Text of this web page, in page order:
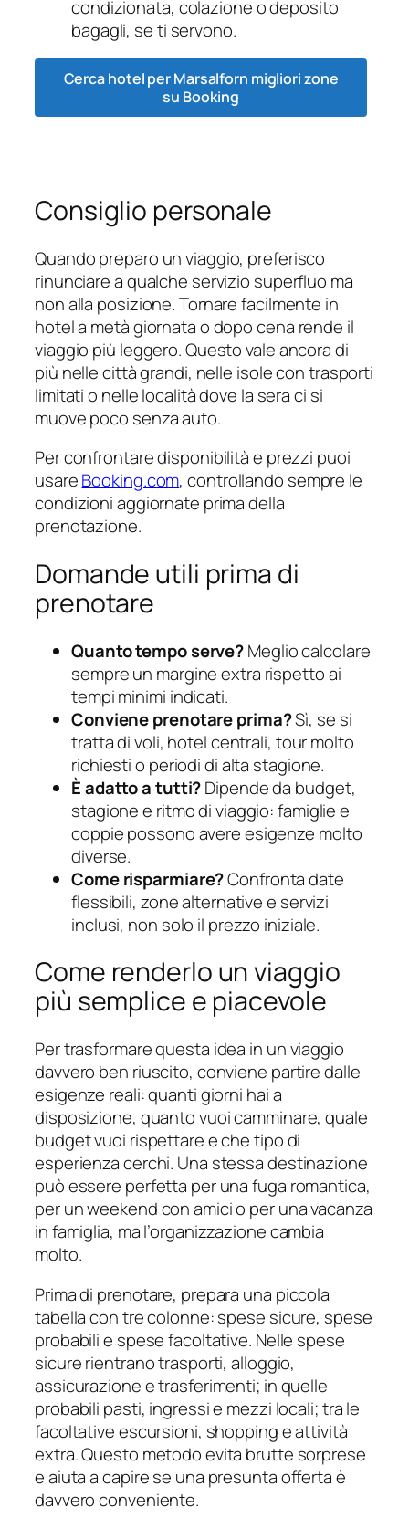
condizionata, colazione o deposito
bagagli, se ti servono.
Cerca hotel per Marsalforn migliori zone
su Booking
Consiglio personale
Quando preparo un viaggio, preferisco
rinunciare a qualche servizio superfluo ma
non alla posizione. Tornare facilmente in
hotel a metà giornata o dopo cena rende il
viaggio più leggero. Questo vale ancora di
più nelle città grandi, nelle isole con trasporti
limitati o nelle località dove la sera ci si
muove poco senza auto.
Per confrontare disponibilità e prezzi puoi
usareBooking.com, controllando sempre le
condizioni aggiornate prima della
prenotazione.
Domande utili prima di
prenotare
Quanto tempo serve?Meglio calcolare
sempre un margine extra rispetto ai
tempi minimi indicati.
Conviene prenotare prima?Sì, se si
tratta di voli, hotel centrali, tour molto
richiesti o periodi di alta stagione.
È adatto a tutti?Dipende da budget,
stagione e ritmo di viaggio: famiglie e
coppie possono avere esigenze molto
diverse.
Come risparmiare?Confronta date
flessibili, zone alternative e servizi
inclusi, non solo il prezzo iniziale.
Come renderlo un viaggio
più semplice e piacevole
Per trasformare questa idea in un viaggio
davvero ben riuscito, conviene partire dalle
esigenze reali: quanti giorni hai a
disposizione, quanto vuoi camminare, quale
budget vuoi rispettare e che tipo di
esperienza cerchi. Una stessa destinazione
può essere perfetta per una fuga romantica,
per un weekend con amici o per una vacanza
in famiglia, ma l’organizzazione cambia
molto.
Prima di prenotare, prepara una piccola
tabella con tre colonne: spese sicure, spese
probabili e spese facoltative. Nelle spese
sicure rientrano trasporti, alloggio,
assicurazione e trasferimenti; in quelle
probabili pasti, ingressi e mezzi locali; tra le
facoltative escursioni, shopping e attività
extra. Questo metodo evita brutte sorprese
e aiuta a capire se una presunta offerta è
davvero conveniente.